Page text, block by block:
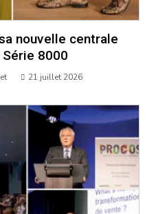
nouvelle centrale
8000
21 juillet 2026